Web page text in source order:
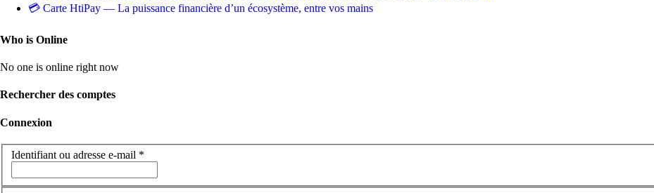
💳 Carte HtiPay — La puissance financière d’un écosystème, entre vos mains
Who is Online
No one is online right now
Rechercher des comptes
Connexion
Identifiant ou adresse e-mail *